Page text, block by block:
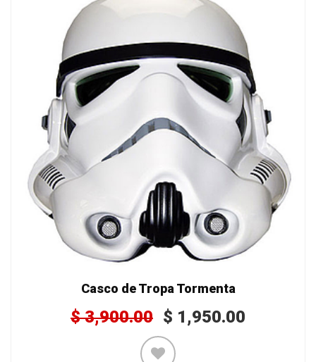
Casco de Tropa Tormenta
$3,900.00 $ 1,950.00